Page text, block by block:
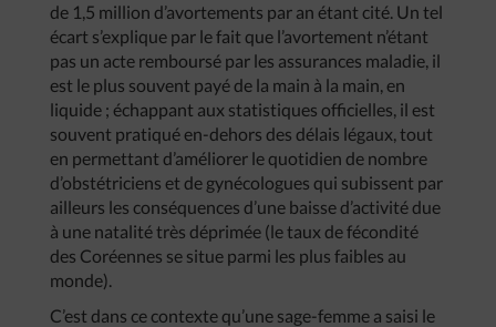
de 1,5 million d’avortements par an étant cité. Un tel
écart s’explique par le fait que l’avortement n’étant
pas un acte remboursé par les assurances maladie, il
est le plus souvent payé de la main à la main, en
liquide ; échappant aux statistiques officielles, il est
souvent pratiqué en-dehors des délais légaux, tout
en permettant d’améliorer le quotidien de nombre
d’obstétriciens et de gynécologues qui subissent par
ailleurs les conséquences d’une baisse d’activité due
à une natalité très déprimée (le taux de fécondité
des Coréennes se situe parmi les plus faibles au
monde).
C’est dans ce contexte qu’une sage-femme a saisi le